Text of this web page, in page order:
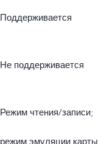
Поддерживается
Не поддерживается
Режим чтения/записи;